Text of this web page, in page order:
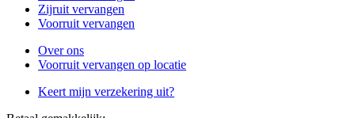
Zijruit vervangen
Voorruit vervangen
Over ons
Voorruit vervangen op locatie
Keert mijn verzekering uit?